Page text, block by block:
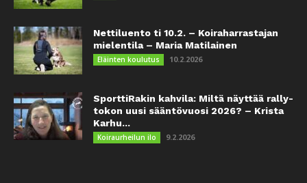
Nettiluento ti 10.2. – Koiraharrastajan
mielentila – Maria Matilainen
Eläinten koulutus 10.2.2026
SporttiRakin kahvila: Miltä näyttää rally-
tokon uusi sääntövuosi 2026? – Krista
Karhu...
Koiraurheilun ilo 9.2.2026